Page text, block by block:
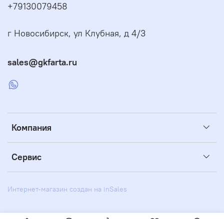
Компания
Сервис
+79130079458
г Новосибирск, ул Клубная, д 4/3
sales@gkfarta.ru
Интернет-магазин создан на inSales